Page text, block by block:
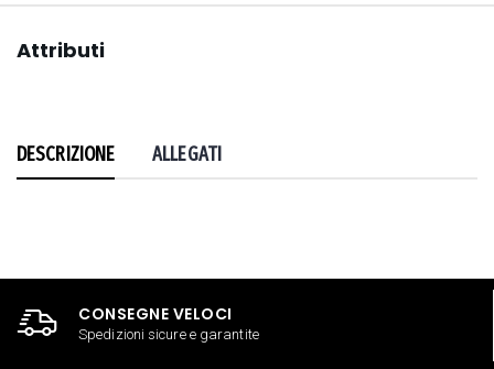
Attributi
DESCRIZIONE ALLEGATI
CONSEGNE VELOCI
Spedizioni sicure e garantite